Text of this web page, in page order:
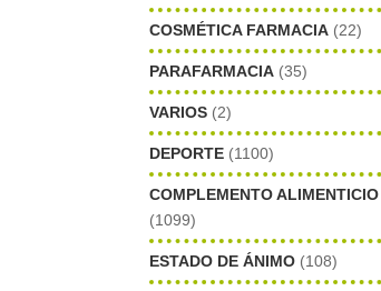
COSMÉTICA FARMACIA (22)
PARAFARMACIA (35)
VARIOS (2)
DEPORTE (1100)
COMPLEMENTO ALIMENTICIO
(1099)
ESTADO DE ÁNIMO (108)